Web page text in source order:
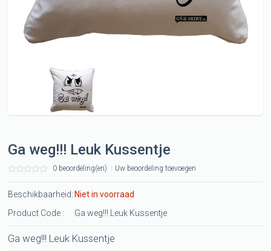
Ga weg!!! Leuk Kussentje
0 beoordeling(en) Uw beoordeling toevoegen
Beschikbaarheid: Niet in voorraad
Product Code :
Ga weg!!! Leuk Kussentje
Ga weg!!! Leuk Kussentje